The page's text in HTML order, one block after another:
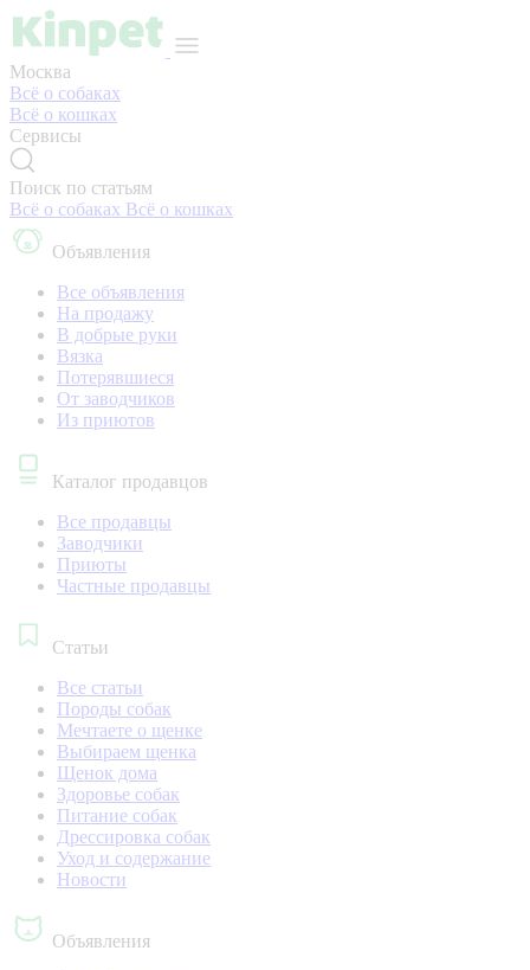
Москва
Всё о собаках
Всё о кошках
Сервисы
Поиск по статьям
Всё о собаках Всё о кошках
Объявления
Все объявления
На продажу
В добрые руки
Вязка
Потерявшиеся
От заводчиков
Из приютов
Каталог продавцов
Все продавцы
Заводчики
Приюты
Частные продавцы
Статьи
Все статьи
Породы собак
Мечтаете о щенке
Выбираем щенка
Щенок дома
Здоровье собак
Питание собак
Дрессировка собак
Уход и содержание
Новости
Объявления